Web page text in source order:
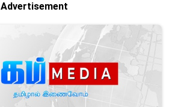
Advertisement